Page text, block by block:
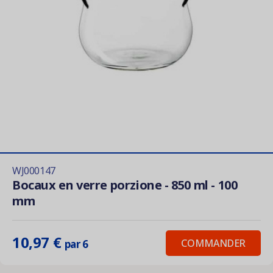
WJ000147
Bocaux en verre porzione - 850 ml - 100
mm
10,97 € par 6 COMMANDER